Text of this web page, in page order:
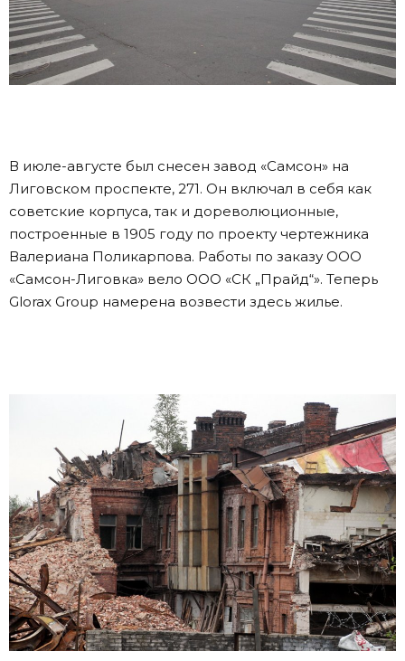
В июле-августе был снесен завод «Самсон» на
Лиговском проспекте, 271. Он включал в себя как
советские корпуса, так и дореволюционные,
построенные в 1905 году по проекту чертежника
Валериана Поликарпова. Работы по заказу ООО
«Самсон-Лиговка» вело ООО «СК „Прайд“». Теперь
Glorax Group намерена возвести здесь жилье.